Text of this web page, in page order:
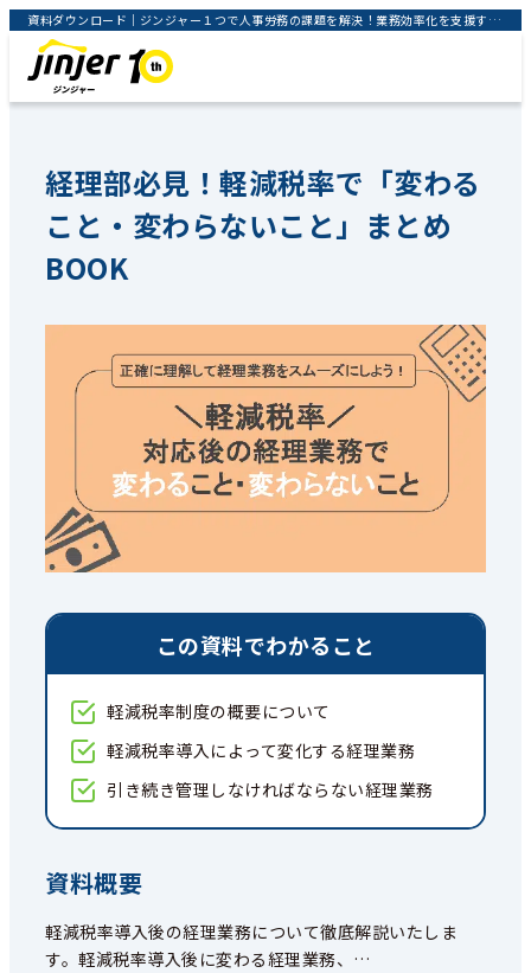
資料ダウンロード｜ジンジャー１つで人事労務の課題を解決！業務効率化を支援するクラウドサービス｜jinjer株式会社
経理部必見！軽減税率で「変わる
こと・変わらないこと」まとめ
BOOK
この資料でわかること
軽減税率制度の概要について
軽減税率導入によって変化する経理業務
引き続き管理しなければならない経理業務
資料概要
軽減税率導入後の経理業務について徹底解説いたしま
す。軽減税率導入後に変わる経理業務、 …